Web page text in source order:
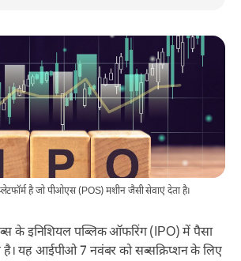
है जो पीओएस (POS) मशीन जैसी सेवाएं देता है।
के इनिशियल पब्लिक ऑफरिंग (IPO) में पैसा
है। यह आईपीओ 7 नवंबर को सब्सक्रिप्शन के लिए